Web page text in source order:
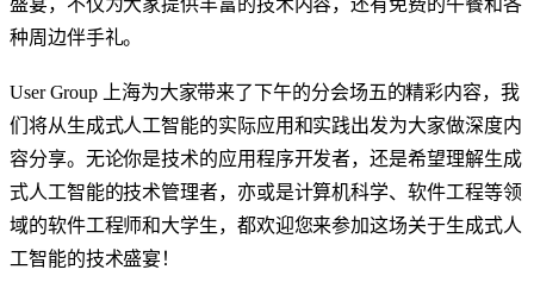
盛宴，不仅为大家提供丰富的技术内容，还有免费的午餐和各
种周边伴手礼。
User Group 上海为大家带来了下午的分会场五的精彩内容，我
们将从生成式人工智能的实际应用和实践出发为大家做深度内
容分享。无论你是技术的应用程序开发者，还是希望理解生成
式人工智能的技术管理者，亦或是计算机科学、软件工程等领
域的软件工程师和大学生，都欢迎您来参加这场关于生成式人
工智能的技术盛宴！